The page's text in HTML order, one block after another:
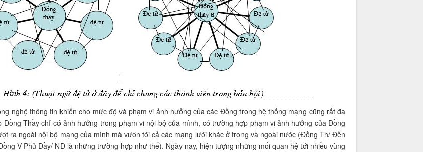
nghệ thông tin khiến cho mức độ và phạm vi ảnh hưởng của các Đồng trong hệ thống mạng cũng rất đa
Đồng Thầy chỉ có ảnh hưởng trong phạm vi nội bộ của mình, có trường hợp phạm vi ảnh hưởng của Đồng
ra ngoài nội bộ mạng của mình mà vươn tới cả các mạng lưới khác ở trong và ngoài nước (Đồng Th/ Đền
V Phủ Dầy/ NĐ là những trường hợp như thế). Ngày nay, hiện tượng những mối quan hệ tới nhiều vùng